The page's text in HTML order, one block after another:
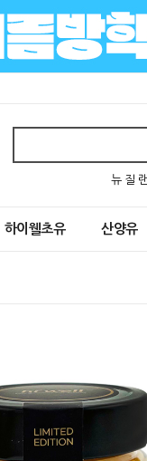
뉴 질
하이웰초유 산양유